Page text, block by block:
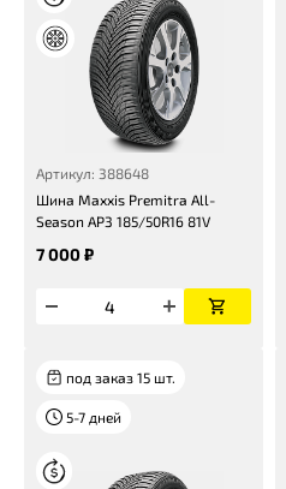
Артикул: 388648
Шина Maxxis Premitra All-
Season AP3 185/50R16 81V
7 000 ₽
под заказ 15 шт.
5-7 дней